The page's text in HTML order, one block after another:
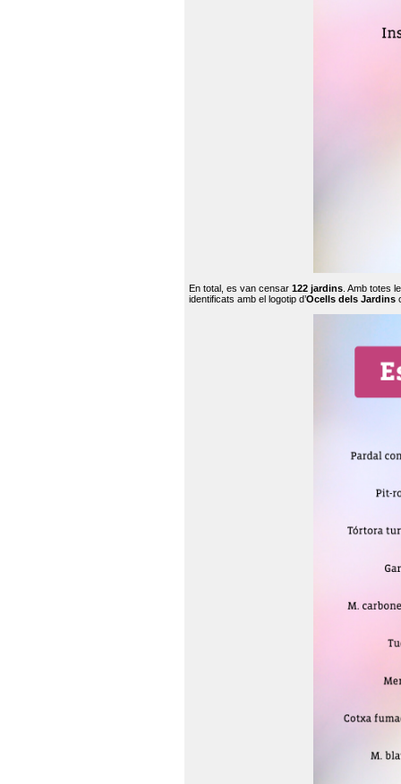
En total, es van censar 122 jardins . Amb totes
identificats amb el logotip d’Ocells dels Jardins